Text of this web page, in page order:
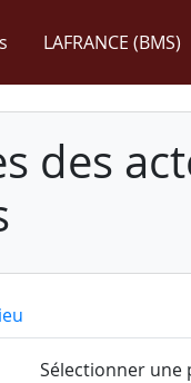
LAFRANCE (BMS)
des
Sélectionner une